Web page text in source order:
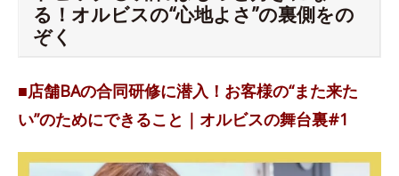
る！オルビスの“心地よさ”の裏側をの
ぞく
■店舗BAの合同研修に潜入！お客様の“また来た
い”のためにできること｜オルビスの舞台裏#1